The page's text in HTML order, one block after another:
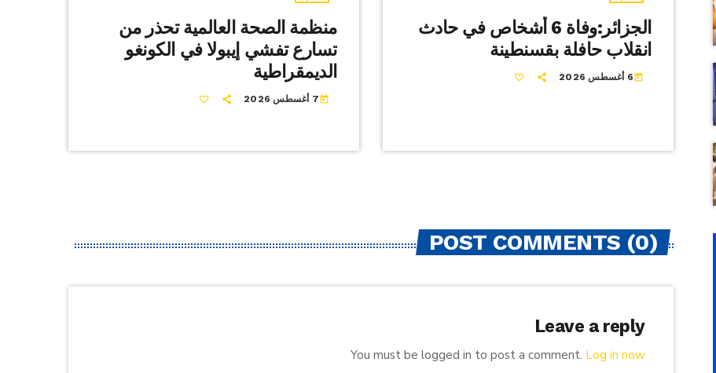
منظمة الصحة العالمية تحذر من
تسارع تفشي إيبولا في الكونغو
الديمقراطية
today 7 أغسطس 2026
الجزائر:وفاة 6 أشخاص في حادث
انقلاب حافلة بقسنطينة
today 6 أغسطس 2026
POST COMMENTS (0)
Leave a reply
You must be logged in to post a comment. Log in now